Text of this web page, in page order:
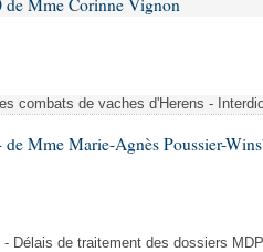
lois
lois
de Mme Corinne Vignon
combats de vaches d'Herens -
de Mme Marie-Agnès Poussier-
- Délais de traitement des dossiers